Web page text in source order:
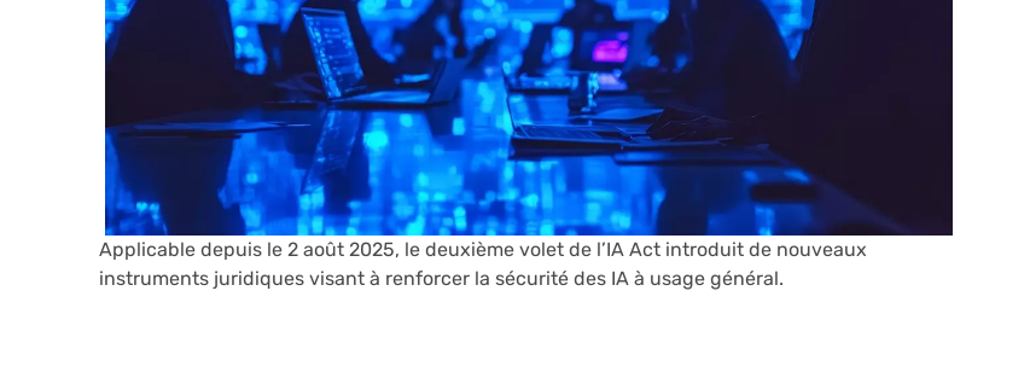
Applicable depuis le 2 août 2025, le deuxième volet de l’IA Act introduit de nouveaux
instruments juridiques visant à renforcer la sécurité des IA à usage général.